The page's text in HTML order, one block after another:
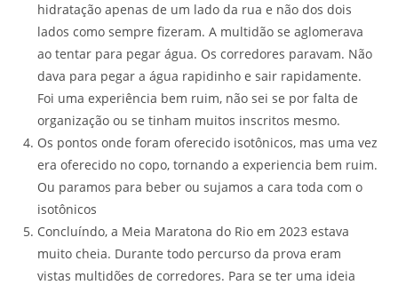
hidratação apenas de um lado da rua e não dos dois
lados como sempre fizeram. A multidão se aglomerava
ao tentar para pegar água. Os corredores paravam. Não
dava para pegar a água rapidinho e sair rapidamente.
Foi uma experiência bem ruim, não sei se por falta de
organização ou se tinham muitos inscritos mesmo.
Os pontos onde foram oferecido isotônicos, mas uma vez
era oferecido no copo, tornando a experiencia bem ruim.
Ou paramos para beber ou sujamos a cara toda com o
isotônicos
Concluíndo, a Meia Maratona do Rio em 2023 estava
muito cheia. Durante todo percurso da prova eram
vistas multidões de corredores. Para se ter uma ideia